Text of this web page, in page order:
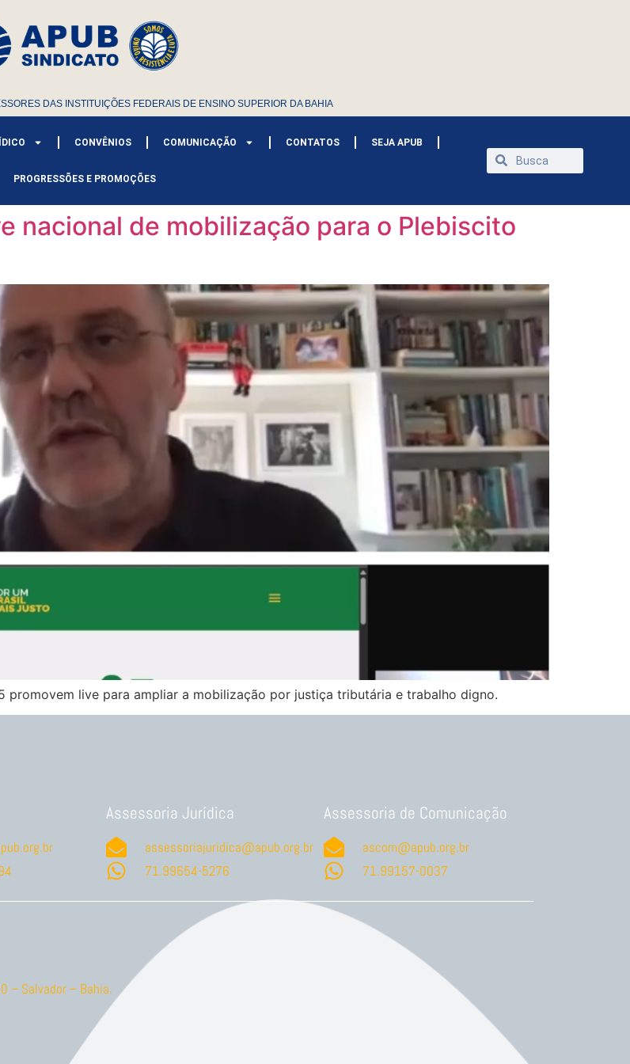
DAS INSTITUIÇÕES FEDERAIS DE ENSINO SUPERIOR DA BAHIA
CONVÊNIOS COMUNICAÇÃO CONTATOS SEJA APUB
PROGRESSÕES E PROMOÇÕES
nacional de mobilização para o Plebiscito
promovem live para ampliar a mobilização por justiça tributária e trabalho digno.
Assessoria Jurídica
assessoriajuridica@apub.org.br
71.99654-5276
Assessoria de Comunicação
ascom@apub.org.br
71.99157-0037
– Salvador – Bahia.